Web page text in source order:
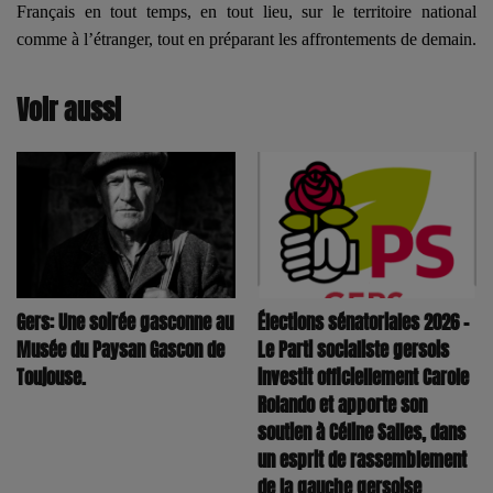
Français en tout temps, en tout lieu, sur le territoire national
comme à l’étranger, tout en préparant les affrontements de demain.
Voir aussi
Gers: Une soirée gasconne au
Musée du Paysan Gascon de
Toujouse.
Élections sénatoriales 2026 –
Le Parti socialiste gersois
investit officiellement Carole
Rolando et apporte son
soutien à Céline Salles, dans
un esprit de rassemblement